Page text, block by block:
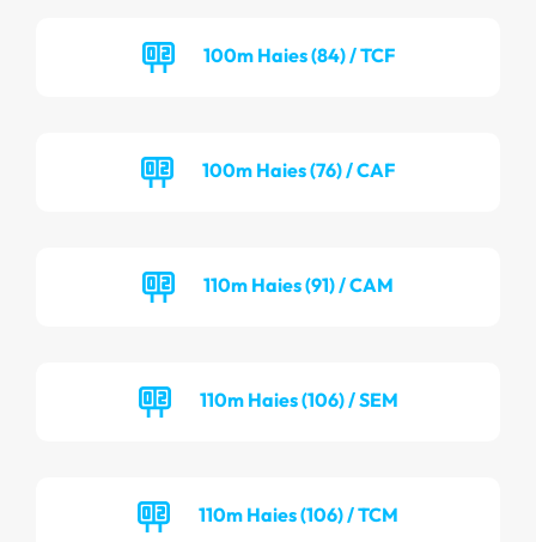
100m Haies (84) / TCF
100m Haies (76) / CAF
110m Haies (91) / CAM
110m Haies (106) / SEM
110m Haies (106) / TCM